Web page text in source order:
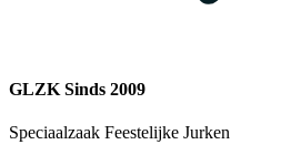
GLZK Sinds 2009
Speciaalzaak Feestelijke Jurken